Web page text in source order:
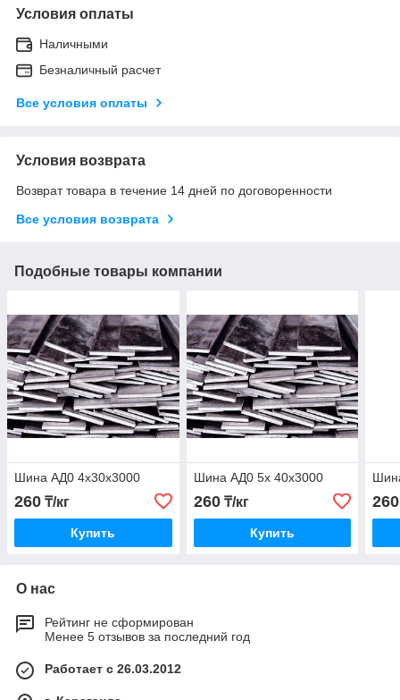
Условия оплаты
Наличными
Безналичный расчет
Все условия оплаты
Условия возврата
Возврат товара в течение 14 дней по договоренности
Все условия возврата
Подобные товары компании
Шина АД0 4х30x3000
260 ₸/кг
Купить
Шина АД0 5х 40x3000
260₸/кг
Купить
260
О нас
Рейтинг не сформирован
Менее 5 отзывов за последний год
Работает с 26.03.2012